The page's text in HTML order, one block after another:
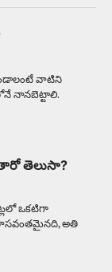
వాటిని
నానబెట్టాలి.
తెలుసా?
ఒకటిగా
అతి